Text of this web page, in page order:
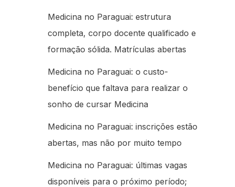
Medicina no Paraguai: estrutura
completa, corpo docente qualificado e
formação sólida. Matrículas abertas
Medicina no Paraguai: o custo-
benefício que faltava para realizar o
sonho de cursar Medicina
Medicina no Paraguai: inscrições estão
abertas, mas não por muito tempo
Medicina no Paraguai: últimas vagas
disponíveis para o próximo período;